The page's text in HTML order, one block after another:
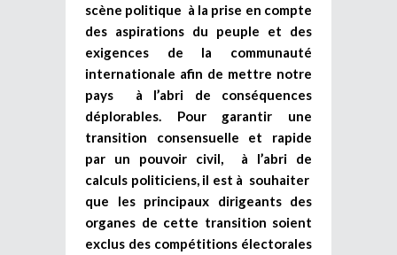
scène politique à la prise en compte
des aspirations du peuple et des
exigences de la communauté
internationale afin de mettre notre
pays à l’abri de conséquences
déplorables. Pour garantir une
transition consensuelle et rapide
par un pouvoir civil, à l’abri de
calculs politiciens, il est à souhaiter
que les principaux dirigeants des
organes de cette transition soient
exclus des compétitions électorales